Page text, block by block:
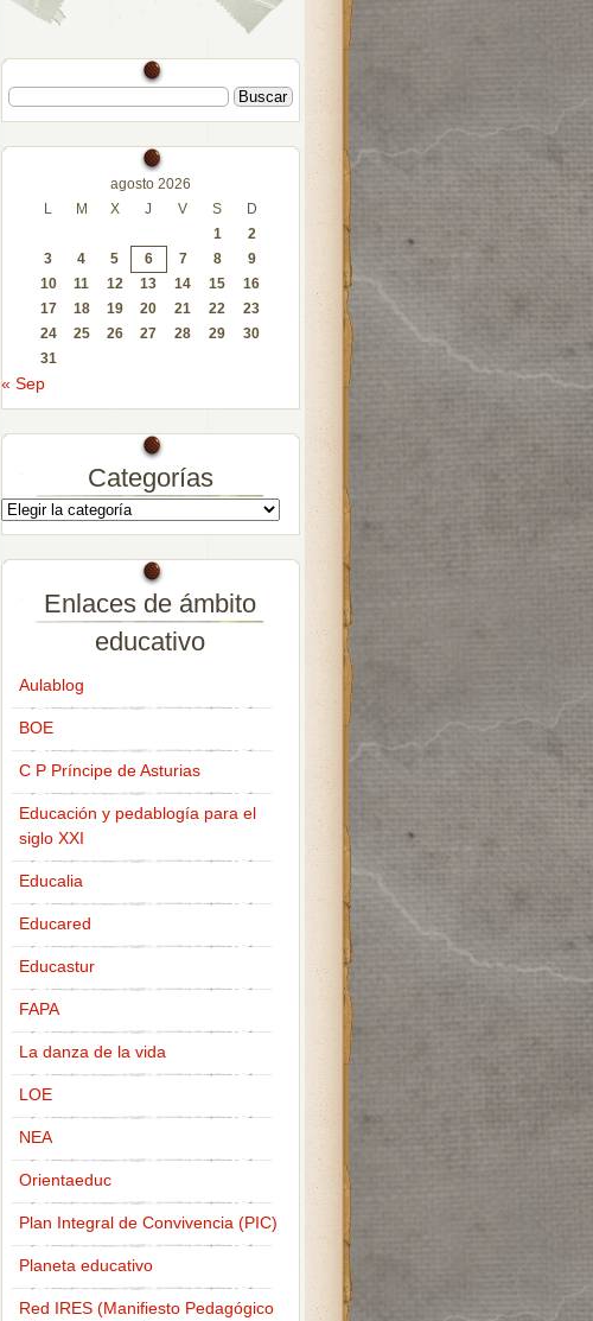
agosto 2026
L
M X J V S
D
1
2
3
4 5 6 7 8
9
10
11 12 13 14 15
16
17
18 19 20 21 22
23
24
25 26 27 28 29
30
31
« Sep
Categorías
Enlaces de ámbito
educativo
Aulablog
BOE
C P Príncipe de Asturias
Educación y pedablogía para el
siglo XXI
Educalia
Educared
Educastur
FAPA
La danza de la vida
LOE
NEA
Orientaeduc
Plan Integral de Convivencia (PIC)
Planeta educativo
Red IRES (Manifiesto Pedagógico